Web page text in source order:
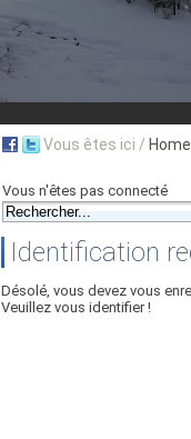
Vous êtes ici / Home
Vous n'êtes pas connecté
Identification
Désolé, vous devez vous
Veuillez vous identifier !